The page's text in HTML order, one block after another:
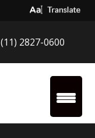
Select
(11) 2827-0600